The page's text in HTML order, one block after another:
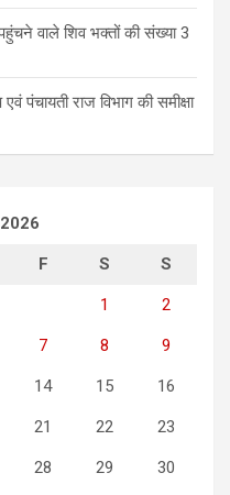
वाले शिव भक्तों की संख्या 3
राज विभाग की समीक्षा
F S S
1 2
7 8 9
14 15 16
21 22 23
28 29 30